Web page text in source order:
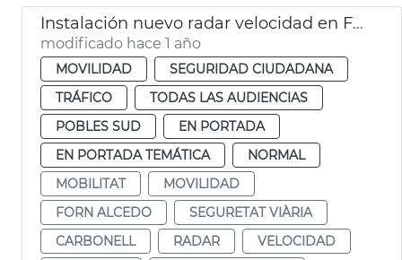
Instalación nuevo radar velocidad en Forn d'Alcedo
modificado hace 1 año
MOVILIDAD
SEGURIDAD CIUDADANA
TRÁFICO
TODAS LAS AUDIENCIAS
POBLES SUD
EN PORTADA
EN PORTADA TEMÁTICA
NORMAL
MOBILITAT
MOVILIDAD
FORN ALCEDO
SEGURETAT VIÀRIA
CARBONELL
RADAR
VELOCIDAD